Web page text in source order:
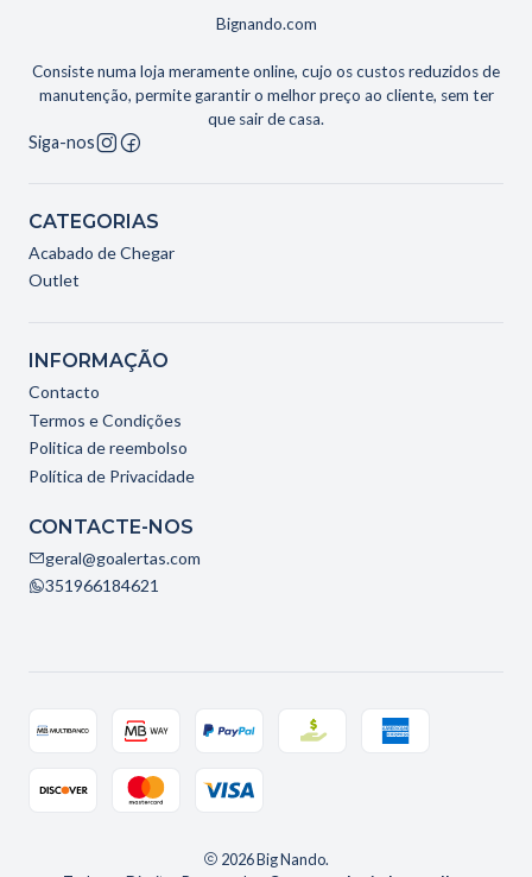
Material: plástico
Tamanho da tela: 6.5 polegadas
Bignando.com
Consiste numa loja meramente online, cujo os custos reduzidos de
manutenção, permite garantir o melhor preço ao cliente, sem ter
que sair de casa.
Siga-nos
CATEGORIAS
Acabado de Chegar
Outlet
INFORMAÇÃO
Contacto
Termos e Condições
Politica de reembolso
Política de Privacidade
CONTACTE-NOS
geral@goalertas.com
351966184621
2026 Big Nando.